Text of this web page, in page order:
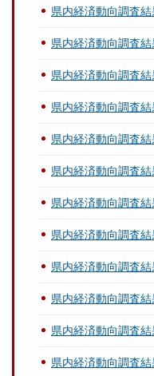
県内経済動向調査結
県内経済動向調査結
県内経済動向調査結
県内経済動向調査結
県内経済動向調査結
県内経済動向調査結
県内経済動向調査結
県内経済動向調査結
県内経済動向調査結
県内経済動向調査
県内経済動向調査結
県内経済動向調査結